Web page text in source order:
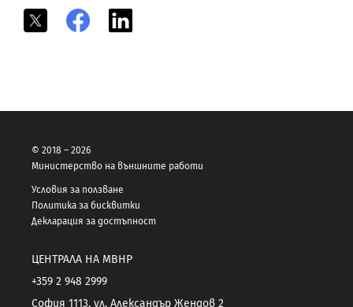
Facebook
© 2018 – 2026
Министерство на външните работи
Условия за ползване
Политика за бисквитки
Декларация за достъпност
ЦЕНТРАЛА НА МВНР
+359 2 948 2999
София 1113, ул. Александър Жендов 2